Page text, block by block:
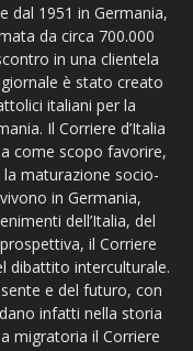
dal 1951 in Germania,
da circa 700.000
in una clientela
è stato creato
italiani per la
Il Corriere d’Italia
come scopo favorire,
maturazione socio-
in Germania,
dell’Italia, del
il Corriere
dibattito interculturale.
e del futuro, con
infatti nella storia
migratoria il Corriere